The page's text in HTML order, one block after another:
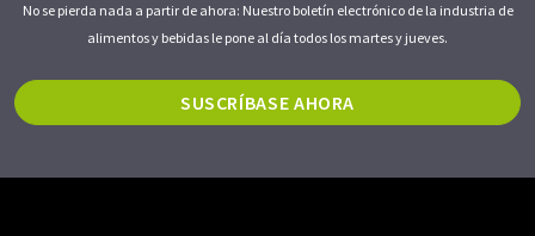
No se pierda nada a partir de ahora: Nuestro boletín electrónico de la industria de
alimentos y bebidas le pone al día todos los martes y jueves.
SUSCRÍBASE AHORA